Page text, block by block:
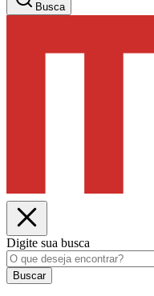
Busca
Digite sua busca
Buscar